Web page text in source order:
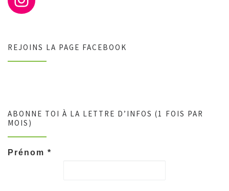
REJOINS LA PAGE FACEBOOK
ABONNE TOI À LA LETTRE D’INFOS (1 FOIS PAR
MOIS)
Prénom *